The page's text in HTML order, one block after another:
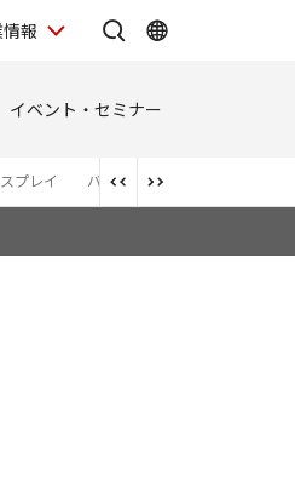
報
イベント・セミナー
プレイ バーチャルプロダクション